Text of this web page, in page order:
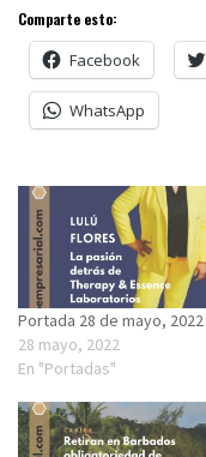
Comparte esto:
Facebook
WhatsApp
Portada 28 de mayo, 2022
28 mayo, 2022
En "Portadas"